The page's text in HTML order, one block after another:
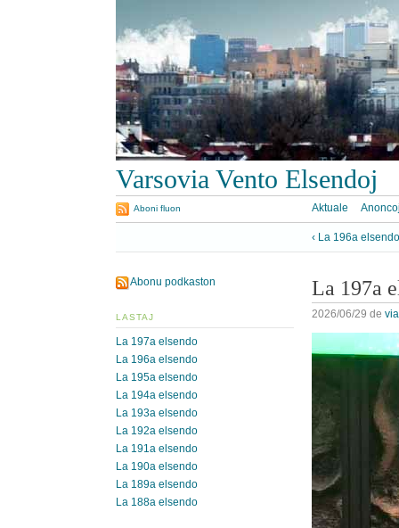
Varsovia Vento Elsendoj
Aktuale
Aboni fluon
‹ La 196a elsendo
La 197a
2026/06/29 de
Abonu podkaston
LASTAJ
La 197a elsendo
La 196a elsendo
La 195a elsendo
La 194a elsendo
La 193a elsendo
La 192a elsendo
La 191a elsendo
La 190a elsendo
La 189a elsendo
La 188a elsendo